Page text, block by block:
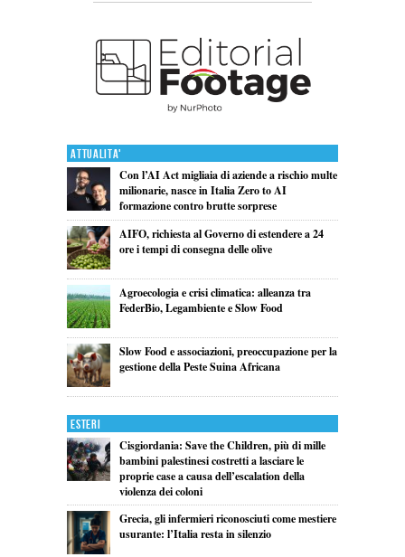
Attualita'
Con l’AI Act migliaia di aziende a rischio multe
milionarie, nasce in Italia Zero to AI
formazione contro brutte sorprese
AIFO, richiesta al Governo di estendere a 24
ore i tempi di consegna delle olive
Agroecologia e crisi climatica: alleanza tra
FederBio, Legambiente e Slow Food
Slow Food e associazioni, preoccupazione per la
gestione della Peste Suina Africana
Esteri
Cisgiordania: Save the Children, più di mille
bambini palestinesi costretti a lasciare le
proprie case a causa dell’escalation della
violenza dei coloni
Grecia, gli infermieri riconosciuti come mestiere
usurante: l’Italia resta in silenzio